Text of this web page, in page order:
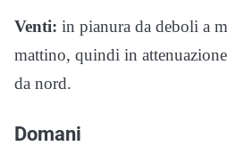
Venti: in pianura da deboli a
mattino, quindi in
da nord.
Domani